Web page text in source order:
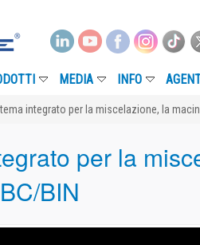
MEDIA INFO
integrato per la miscelazione, la
per la
BIN